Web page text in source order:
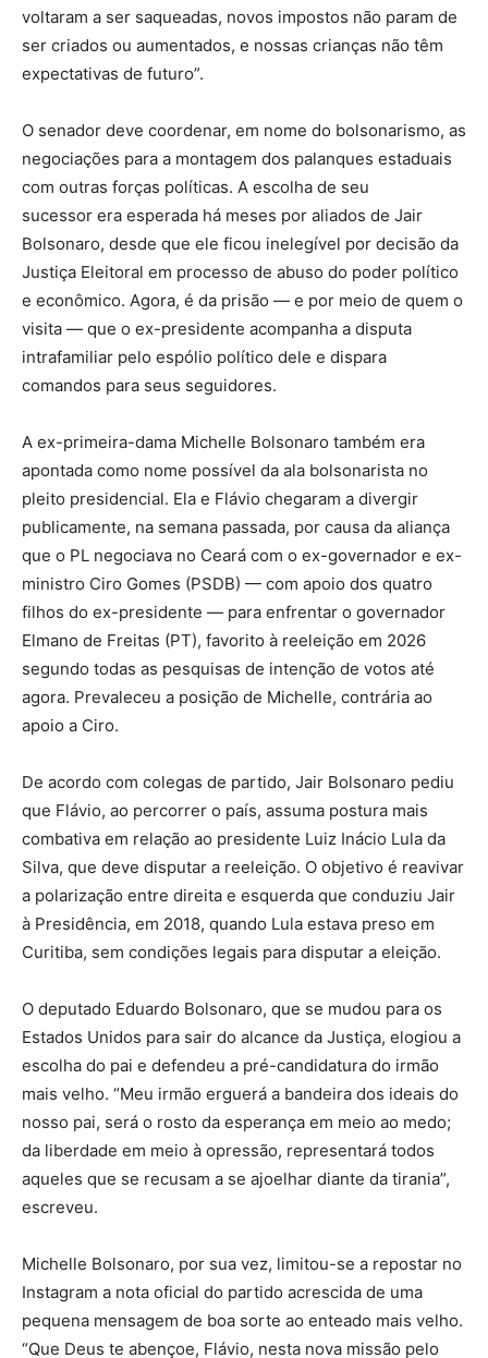
voltaram a ser saqueadas, novos impostos não param de
ser criados ou aumentados, e nossas crianças não têm
expectativas de futuro”.
O senador deve coordenar, em nome do bolsonarismo, as
negociações para a montagem dos palanques estaduais
com outras forças políticas. A escolha de seu
sucessor era esperada há meses por aliados de Jair
Bolsonaro, desde que ele ficou inelegível por decisão da
Justiça Eleitoral em processo de abuso do poder político
e econômico. Agora, é da prisão — e por meio de quem o
visita — que o ex-presidente acompanha a disputa
intrafamiliar pelo espólio político dele e dispara
comandos para seus seguidores.
A ex-primeira-dama Michelle Bolsonaro também era
apontada como nome possível da ala bolsonarista no
pleito presidencial. Ela e Flávio chegaram a divergir
publicamente, na semana passada, por causa da aliança
que o PL negociava no Ceará com o ex-governador e ex-
ministro Ciro Gomes (PSDB) — com apoio dos quatro
filhos do ex-presidente — para enfrentar o governador
Elmano de Freitas (PT), favorito à reeleição em 2026
segundo todas as pesquisas de intenção de votos até
agora. Prevaleceu a posição de Michelle, contrária ao
apoio a Ciro.
De acordo com colegas de partido, Jair Bolsonaro pediu
que Flávio, ao percorrer o país, assuma postura mais
combativa em relação ao presidente Luiz Inácio Lula da
Silva, que deve disputar a reeleição. O objetivo é reavivar
a polarização entre direita e esquerda que conduziu Jair
à Presidência, em 2018, quando Lula estava preso em
Curitiba, sem condições legais para disputar a eleição.
O deputado Eduardo Bolsonaro, que se mudou para os
Estados Unidos para sair do alcance da Justiça, elogiou a
escolha do pai e defendeu a pré-candidatura do irmão
mais velho. “Meu irmão erguerá a bandeira dos ideais do
nosso pai, será o rosto da esperança em meio ao medo;
da liberdade em meio à opressão, representará todos
aqueles que se recusam a se ajoelhar diante da tirania”,
escreveu.
Michelle Bolsonaro, por sua vez, limitou-se a repostar no
Instagram a nota oficial do partido acrescida de uma
pequena mensagem de boa sorte ao enteado mais velho.
“Que Deus te abençoe, Flávio, nesta nova missão pelo